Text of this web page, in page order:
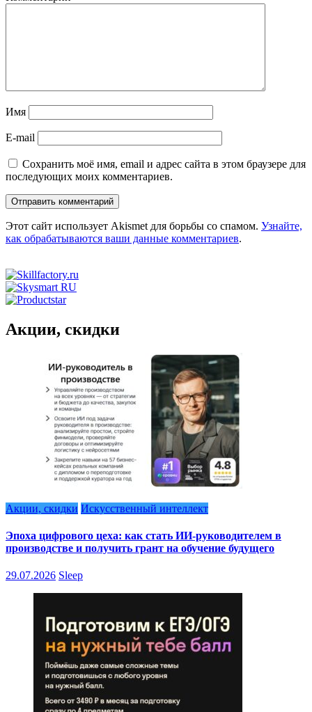
Имя
E-mail
Сохранить моё имя, email и адрес сайта в этом браузере для
последующих моих комментариев.
Этот сайт использует Akismet для борьбы со спамом. Узнайте,
как обрабатываются ваши данные комментариев.
Акции, скидки
Акции, скидки Искусственный интеллект
Эпоха цифрового цеха: как стать ИИ-руководителем в
производстве и получить грант на обучение будущего
29.07.2026 Sleep